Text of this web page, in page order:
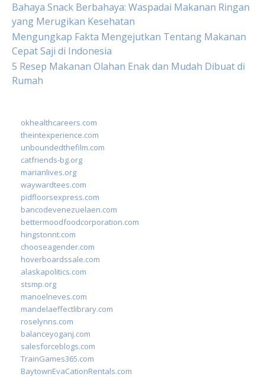
Bahaya Snack Berbahaya: Waspadai Makanan Ringan
yang Merugikan Kesehatan
Mengungkap Fakta Mengejutkan Tentang Makanan
Cepat Saji di Indonesia
5 Resep Makanan Olahan Enak dan Mudah Dibuat di
Rumah
okhealthcareers.com
theintexperience.com
unboundedthefilm.com
catfriends-bg.org
marianlives.org
waywardtees.com
pidfloorsexpress.com
bancodevenezuelaen.com
bettermoodfoodcorporation.com
hingstonnt.com
chooseagender.com
hoverboardssale.com
alaskapolitics.com
stsmp.org
manoelneves.com
mandelaeffectlibrary.com
roselynns.com
balanceyoganj.com
salesforceblogs.com
TrainGames365.com
BaytownEvaCationRentals.com